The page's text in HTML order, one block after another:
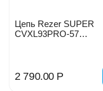
Цепь Rezer SUPER
СVXL93PRO-57
2 790.00 Р